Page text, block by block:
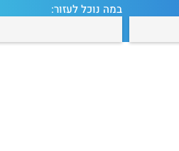
במה נוכל לעזור: